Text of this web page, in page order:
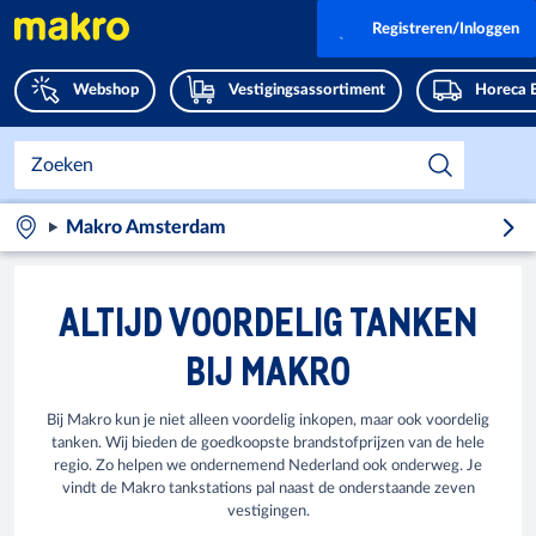
Webshop Vestigingsassortiment Horeca
Registreren/Inloggen
Makro Amsterdam
ALTIJD VOORDELIG TANKEN
BIJ MAKRO
Bij Makro kun je niet alleen voordelig inkopen, maar ook voordelig
tanken. Wij bieden de goedkoopste brandstofprijzen van de hele
regio. Zo helpen we ondernemend Nederland ook onderweg. Je
vindt de Makro tankstations pal naast de onderstaande zeven
vestigingen.